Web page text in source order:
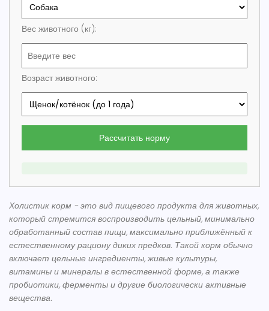
Вес животного (кг):
Возраст животного:
Рассчитать норму
Холистик корм - это вид пищевого продукта для животных,
который стремится воспроизводить цельный, минимально
обработанный состав пищи, максимально приближённый к
естественному рациону диких предков. Такой корм обычно
включает цельные ингредиенты, живые культуры,
витамины и минералы в естественной форме, а также
пробиотики, ферменты и другие биологически активные
вещества.